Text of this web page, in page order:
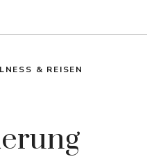
& REISEN